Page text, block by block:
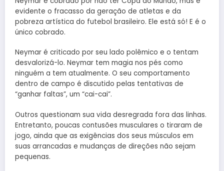
evidente o fracasso da geração de atletas e da
pobreza artística do futebol brasileiro. Ele está só! E é o
único cobrado.
Neymar é criticado por seu lado polêmico e o tentam
desvalorizá-lo. Neymar tem magia nos pés como
ninguém a tem atualmente. O seu comportamento
dentro de campo é discutido pelas tentativas de
“ganhar faltas”, um “cai-cai”.
Outros questionam sua vida desregrada fora das linhas.
Entretanto, poucas contusões musculares o tiraram de
jogo, ainda que as exigências dos seus músculos em
suas arrancadas e mudanças de direções não sejam
pequenas.